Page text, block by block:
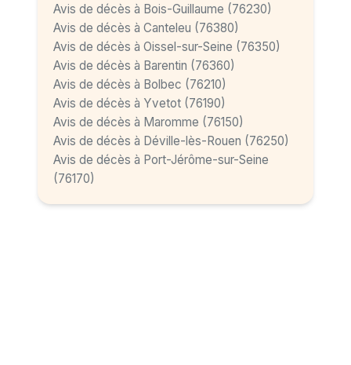
Avis de décès à Bois-Guillaume (76230)
Avis de décès à Canteleu (76380)
Avis de décès à Oissel-sur-Seine (76350)
Avis de décès à Barentin (76360)
Avis de décès à Bolbec (76210)
Avis de décès à Yvetot (76190)
Avis de décès à Maromme (76150)
Avis de décès à Déville-lès-Rouen (76250)
Avis de décès à Port-Jérôme-sur-Seine
(76170)